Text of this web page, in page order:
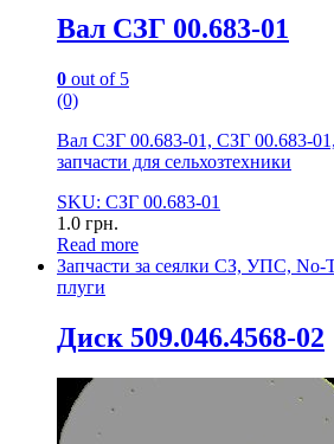
Вал СЗГ 00.683-01
0 out of 5
(0)
Вал СЗГ 00.683-01, СЗГ 00.683-01,
запчасти для сельхозтехники
SKU: СЗГ 00.683-01
1.0 грн.
Read more
Запчасти за сеялки СЗ, УПС, No-
плуги
Диск 509.046.4568-02